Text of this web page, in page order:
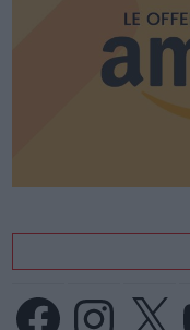
FacebookInstagram
X